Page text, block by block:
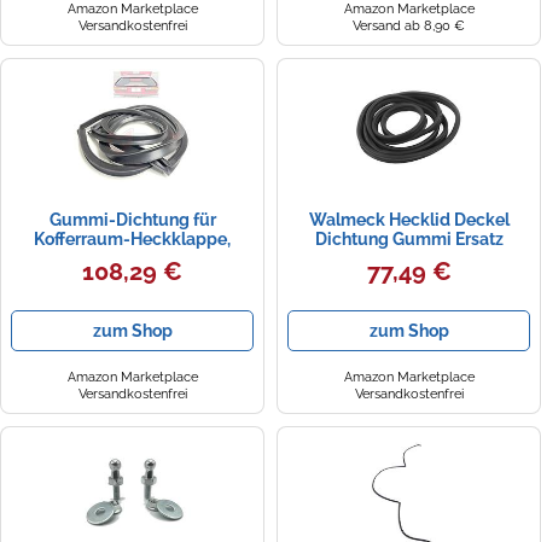
Amazon Marketplace
Versandkostenfrei
Amazon Marketplace
Versand ab 8,90 €
Gummi-Dichtung für
Kofferraum-Heckklappe,
Ersatz für 5er-Serie E28 1981-
1988, 51711889473
108,29 €
zum Shop
Amazon Marketplace
Versandkostenfrei
Walmeck Hecklid Deckel
Dichtung Gummi Ersatz
Mercedes W201 190 190e
190d Heckklappe Kofferraum
Ladungsbereich
77,49 €
zum Shop
Amazon Marketplace
Versandkostenfrei